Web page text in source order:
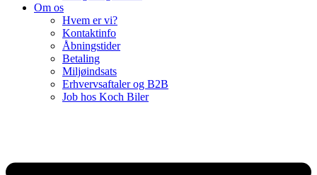
Om os
Hvem er vi?
Kontaktinfo
Åbningstider
Betaling
Miljøindsats
Erhvervsaftaler og B2B
Job hos Koch Biler